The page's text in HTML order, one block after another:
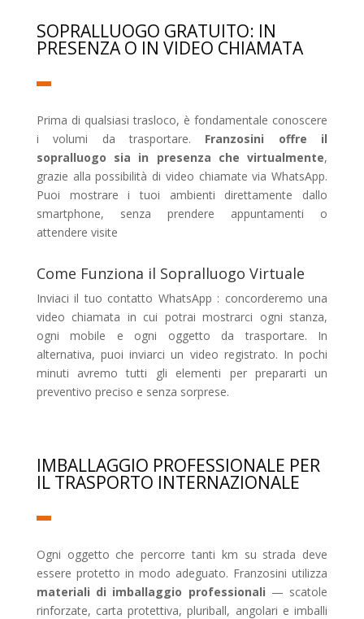
SOPRALLUOGO GRATUITO: IN
PRESENZA O IN VIDEO CHIAMATA
Prima di qualsiasi trasloco, è fondamentale conoscere
i volumi da trasportare. Franzosini offre il
sopralluogo sia in presenza che virtualmente,
grazie alla possibilità di video chiamate via WhatsApp.
Puoi mostrare i tuoi ambienti direttamente dallo
smartphone, senza prendere appuntamenti o
attendere visite
Come Funziona il Sopralluogo Virtuale
Inviaci il tuo contatto WhatsApp : concorderemo una
video chiamata in cui potrai mostrarci ogni stanza,
ogni mobile e ogni oggetto da trasportare. In
alternativa, puoi inviarci un video registrato. In pochi
minuti avremo tutti gli elementi per prepararti un
preventivo preciso e senza sorprese.
IMBALLAGGIO PROFESSIONALE PER
IL TRASPORTO INTERNAZIONALE
Ogni oggetto che percorre tanti km su strada deve
essere protetto in modo adeguato. Franzosini utilizza
materiali di imballaggio professionali — scatole
rinforzate, carta protettiva, pluriball, angolari e imballi